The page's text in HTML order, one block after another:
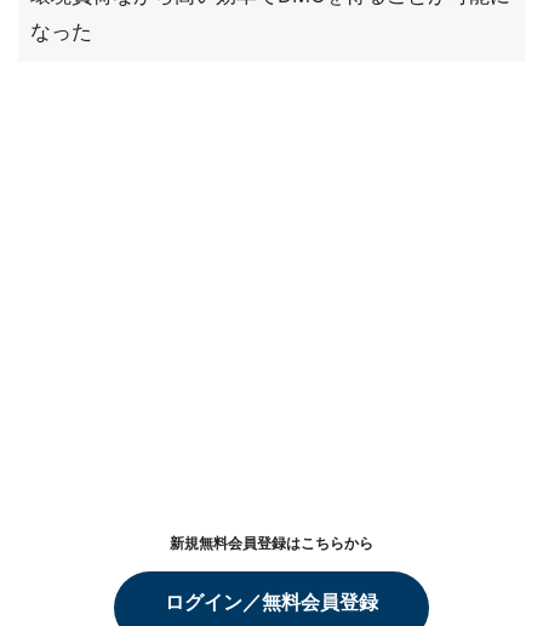
なった
新規無料会員登録はこちらから
ログイン／無料会員登録